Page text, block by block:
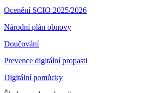
Ocenění SCIO 2025/2026
Národní plán obnovy
Doučování
Prevence digitální propasti
Digitální pomůcky